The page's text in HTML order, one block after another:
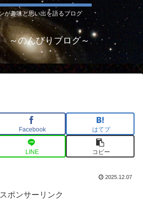
が趣味と思い出を語るブログ
～のんびりブログ～
Facebook はてブ
LINE コピー
2025.12.07
スポンサーリンク